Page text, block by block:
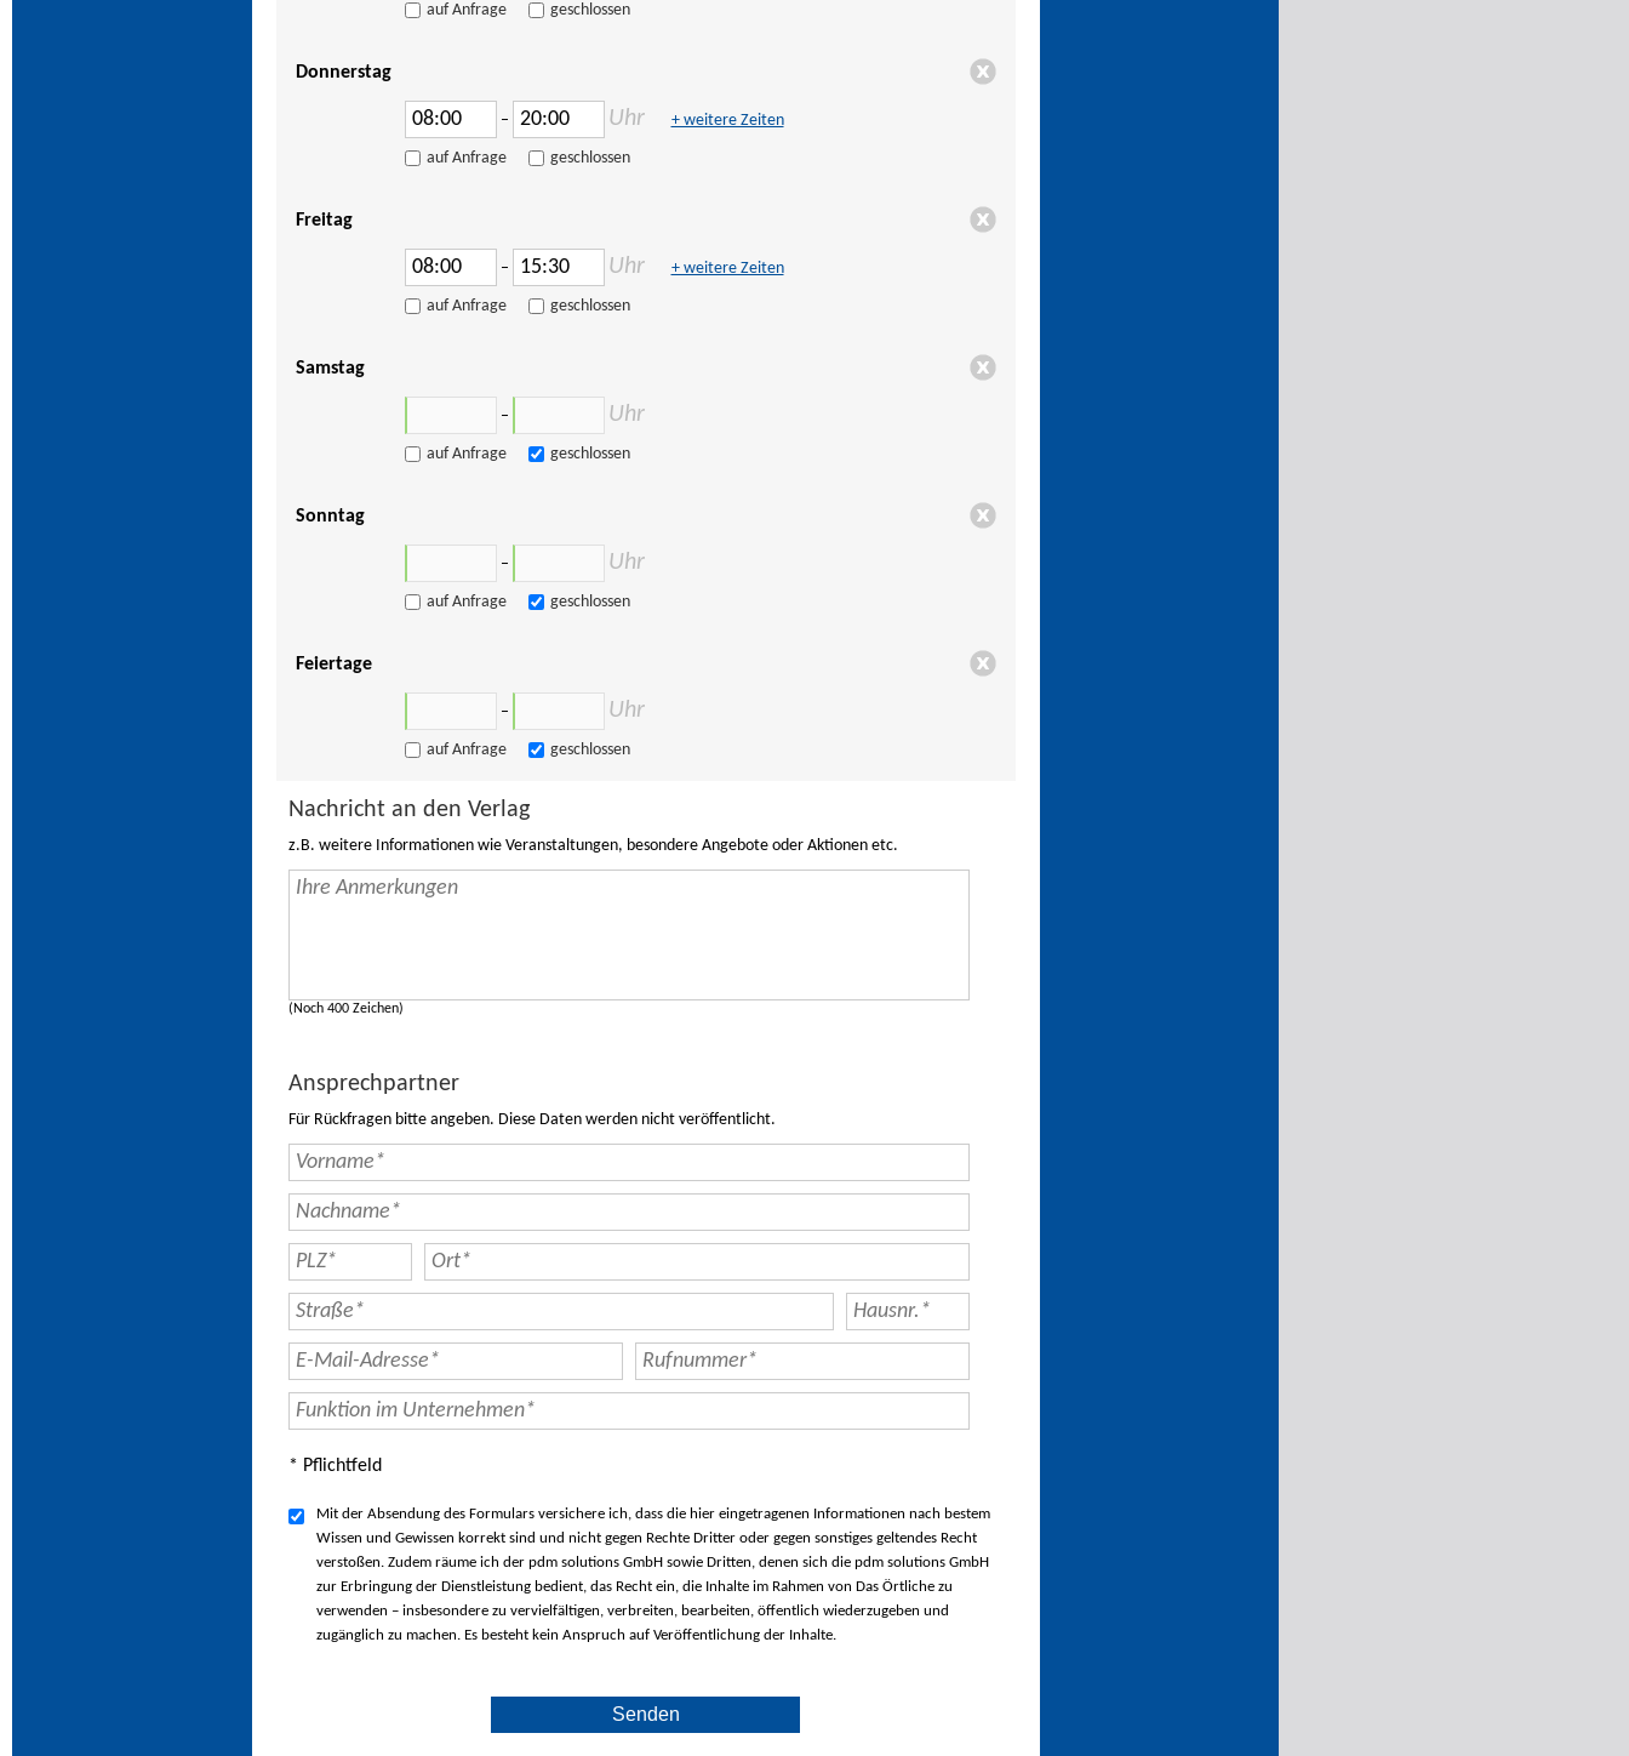
auf Anfrage geschlossen
Donnerstag
– Uhr + weitere Zeiten
auf Anfrage geschlossen
Freitag
– Uhr + weitere Zeiten
auf Anfrage geschlossen
Samstag
– Uhr
auf Anfrage geschlossen
Sonntag
– Uhr
auf Anfrage geschlossen
Feiertage
– Uhr
auf Anfrage geschlossen
Nachricht an den Verlag
z.B. weitere Informationen wie Veranstaltungen, besondere Angebote oder Aktionen etc.
(Noch 400 Zeichen)
Ansprechpartner
Für Rückfragen bitte angeben. Diese Daten werden nicht veröffentlicht.
* Pflichtfeld
Mit der Absendung des Formulars versichere ich, dass die hier eingetragenen Informationen nach bestem
Wissen und Gewissen korrekt sind und nicht gegen Rechte Dritter oder gegen sonstiges geltendes Recht
verstoßen. Zudem räume ich der pdm solutions GmbH sowie Dritten, denen sich die pdm solutions GmbH
zur Erbringung der Dienstleistung bedient, das Recht ein, die Inhalte im Rahmen von Das Örtliche zu
verwenden – insbesondere zu vervielfältigen, verbreiten, bearbeiten, öffentlich wiederzugeben und
zugänglich zu machen. Es besteht kein Anspruch auf Veröffentlichung der Inhalte.
Senden